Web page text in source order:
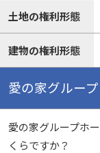
土地の権利形態
建物の権利形態
愛の家グルー
愛の家グループホ
くらですか？